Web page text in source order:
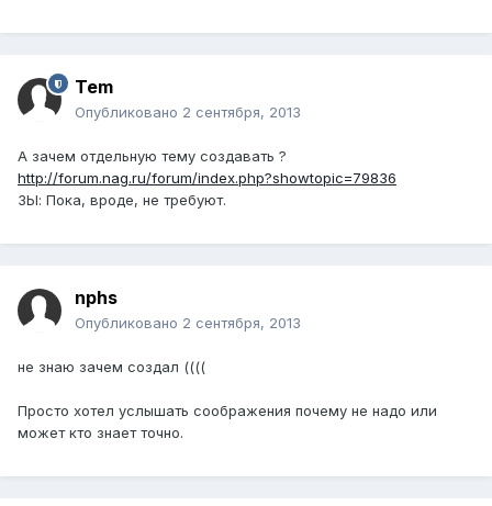
Tem
Опубликовано 2 сентября, 2013
А зачем отдельную тему создавать ?
http://forum.nag.ru/forum/index.php?showtopic=79836
ЗЫ: Пока, вроде, не требуют.
nphs
Опубликовано 2 сентября, 2013
не знаю зачем создал ((((
Просто хотел услышать соображения почему не надо или
может кто знает точно.